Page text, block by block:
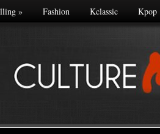
» Fashion Kclassic Kpop